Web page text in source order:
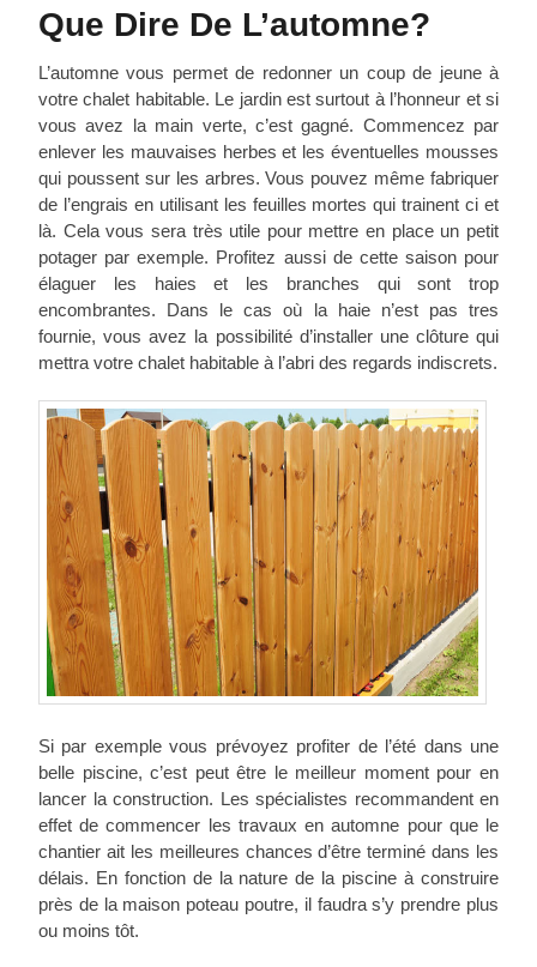
Que Dire De L’automne?
L’automne vous permet de redonner un coup de jeune à
votre chalet habitable. Le jardin est surtout à l’honneur et si
vous avez la main verte, c’est gagné. Commencez par
enlever les mauvaises herbes et les éventuelles mousses
qui poussent sur les arbres. Vous pouvez même fabriquer
de l’engrais en utilisant les feuilles mortes qui trainent ci et
là. Cela vous sera très utile pour mettre en place un petit
potager par exemple. Profitez aussi de cette saison pour
élaguer les haies et les branches qui sont trop
encombrantes. Dans le cas où la haie n’est pas tres
fournie, vous avez la possibilité d’installer une clôture qui
mettra votre chalet habitable à l’abri des regards indiscrets.
Si par exemple vous prévoyez profiter de l’été dans une
belle piscine, c’est peut être le meilleur moment pour en
lancer la construction. Les spécialistes recommandent en
effet de commencer les travaux en automne pour que le
chantier ait les meilleures chances d’être terminé dans les
délais. En fonction de la nature de la piscine à construire
près de la maison poteau poutre, il faudra s’y prendre plus
ou moins tôt.